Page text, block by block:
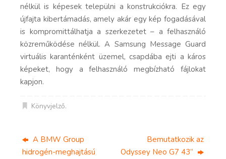
nélkül is képesek települni a konstrukciókra. Ez egy
újfajta kibertámadás, amely akár egy kép fogadásával
is kompromittálhatja a szerkezetet – a felhasználó
közreműködése nélkül. A Samsung Message Guard
virtuális karanténként üzemel, csapdába ejti a káros
képeket, hogy a felhasználó megbízható fájlokat
kapjon.
Könyvjelző.
A BMW Group
hidrogén-meghajtású
Bemutatkozik az
Odyssey Neo G7 43”